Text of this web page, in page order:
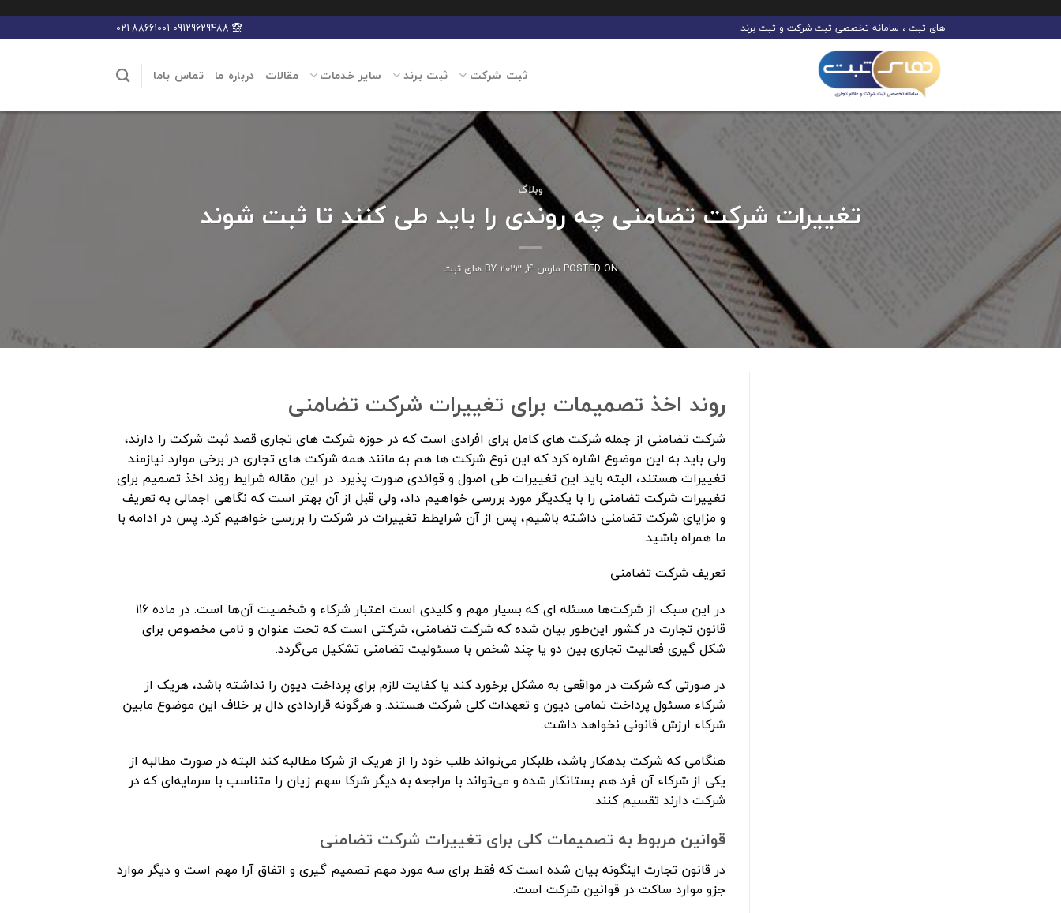
to
های ثبت ، سامانه تخصصی ثبت شرکت و ثبت برند
ثبت شرکت ثبت برند سایر خدمات مقالات درباره ما تماس باما
وبلاگ
تغییرات شرکت تضامنی چه روندی را باید طی کنند تا ثبت شوند
POSTED ON مارس 4, 2023 های ثبت
روند اخذ تصمیمات برای تغییرات شرکت تضامنی
شرکت تضامنی از جمله شرکت های کامل برای افرادی است که در حوزه شرکت های تجاری قصد ثبت شرکت را دارند،
ولی باید به این موضوع اشاره کرد که این نوع شرکت ها هم به مانند همه شرکت های تجاری در برخی موارد نیازمند
تغییرات هستند، البته باید این تغییرات طی اصول و قوائدی صورت پذیرد. در این مقاله شرایط روند اخذ تصمیم برای
تغییرات شرکت تضامنی را با یکدیگر مورد بررسی خواهیم داد، ولی قبل از آن بهتر است که نگاهی اجمالی به تعریف
و مزایای شرکت تضامنی داشته باشیم، پس از آن شرایطط تغییرات در شرکت را بررسی خواهیم کرد. پس در ادامه با
ما همراه باشید.
تعریف شرکت تضامنی
در این سبک از شرکت‌ها مسئله ای که بسیار مهم و کلیدی است اعتبار شرکاء و شخصیت آن‌ها است. در ماده ۱۱۶
قانون تجارت در کشور این‌طور بیان شده که شرکت تضامنی، شرکتی است که تحت عنوان و نامی مخصوص برای
شکل گیری فعالیت تجاری بین دو یا چند شخص با مسئولیت تضامنی تشکیل می‌گردد.
در صورتی که شرکت در مواقعی به مشکل برخورد کند یا کفایت لازم برای پرداخت دیون را نداشته باشد، هریک از
شرکاء مسئول پرداخت تمامی دیون و تعهدات کلی شرکت هستند. و هرگونه قراردادی دال بر خلاف این موضوع مابین
شرکاء ارزش قانونی نخواهد داشت.
هنگامی که شرکت بدهکار باشد، طلبکار می‌تواند طلب خود را از هریک از شرکا مطالبه کند البته در صورت مطالبه از
یکی از شرکاء آن فرد هم بستانکار شده و می‌تواند با مراجعه به دیگر شرکا سهم زیان را متناسب با سرمایه‌ای که در
شرکت دارند تقسیم کنند.
قوانین مربوط به تصمیمات کلی برای تغییرات شرکت تضامنی
در قانون تجارت اینگونه بیان شده است که فقط برای سه مورد مهم تصمیم گیری و اتفاق آرا مهم است و دیگر موارد
جزو موارد ساکت در قوانین شرکت است.